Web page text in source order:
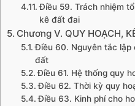
Điều 59. Trách nhiệm
kê đất đai
Chương V. QUY HOẠCH,
Điều 60. Nguyên tắc lập
đất
Điều 61. Hệ thống quy
Điều 62. Thời kỳ quy
Điều 63. Kinh phí cho